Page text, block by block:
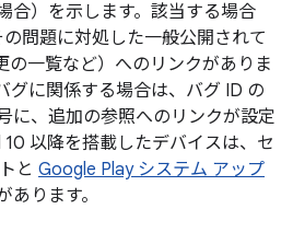
合）を示します。該当する場合
問題に対処した一般公開されて
の一覧など）へのリンクがありま
グに関係する場合は、バグ ID の
に、追加の参照へのリンクが設定
以降を搭載したデバイスは、セ
と Google Play システム アップ
あります。